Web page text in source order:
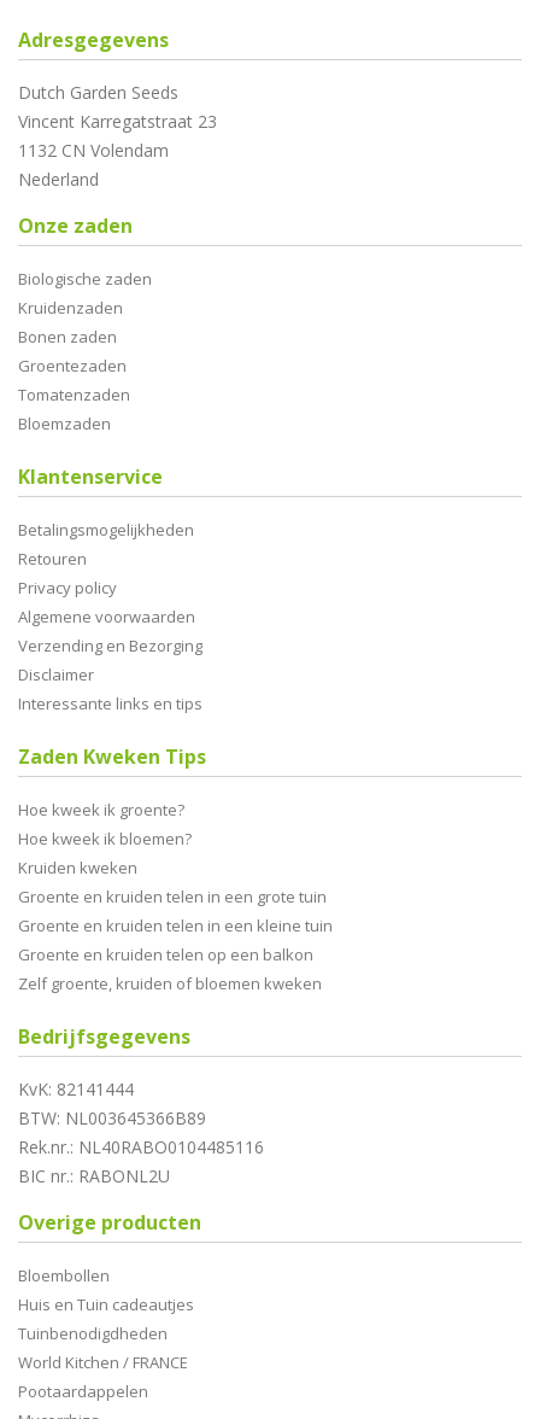
Adresgegevens
Dutch Garden Seeds
Vincent Karregatstraat 23
1132 CN Volendam
Nederland
Onze zaden
Biologische zaden
Kruidenzaden
Bonen zaden
Groentezaden
Tomatenzaden
Bloemzaden
Klantenservice
Betalingsmogelijkheden
Retouren
Privacy policy
Algemene voorwaarden
Verzending en Bezorging
Disclaimer
Interessante links en tips
Zaden Kweken Tips
Hoe kweek ik groente?
Hoe kweek ik bloemen?
Kruiden kweken
Groente en kruiden telen in een grote tuin
Groente en kruiden telen in een kleine tuin
Groente en kruiden telen op een balkon
Zelf groente, kruiden of bloemen kweken
Bedrijfsgegevens
KvK: 82141444
BTW: NL003645366B89
Rek.nr.: NL40RABO0104485116
BIC nr.: RABONL2U
Overige producten
Bloembollen
Huis en Tuin cadeautjes
Tuinbenodigdheden
World Kitchen / FRANCE
Pootaardappelen